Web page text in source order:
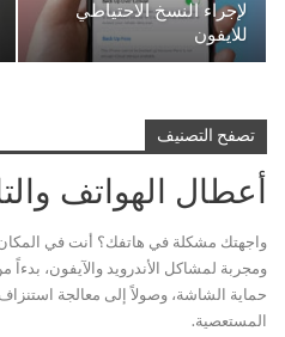
لإجراء النسخ الاحتياطي
للايفون
تصفح التصنيف
أعطال الهواتف
واجهتك مشكلة في هاتفك؟ أنت في المكان
ومجربة لمشاكل الأندرويد والآيفون،
حماية الشاشة، وصولاً إلى معالجة
المستعصية.